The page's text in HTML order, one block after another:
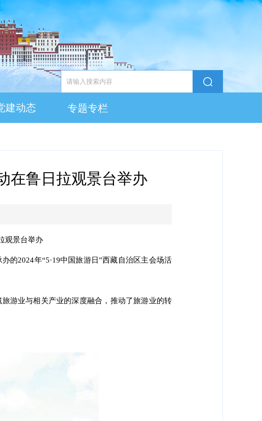
建动态 专题专栏
在鲁日拉观景台举办
观景台举办
的2024年“5·19中国旅游日”西藏自治区主会场活
游业与相关产业的深度融合，推动了旅游业的转